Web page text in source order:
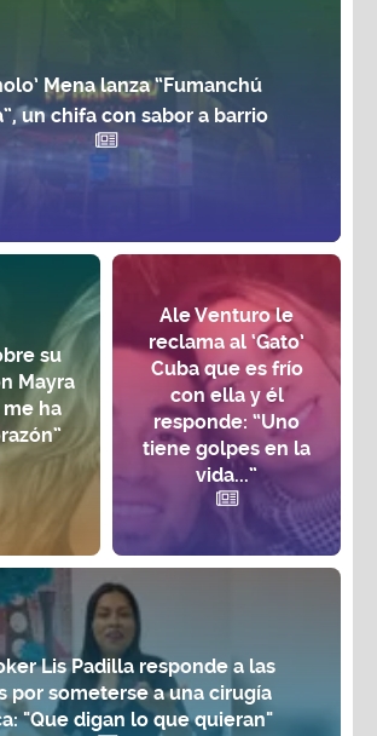
Mena lanza “Fumanchú
un chifa con sabor a barrio
su
Mayra
me ha
Ale Venturo le
reclama al ‘Gato’
Cuba que es frío
con ella y él
responde: “Uno
tiene golpes en la
vida...”
Lis Padilla responde a las
por someterse a una cirugía
"Que digan lo que quieran"